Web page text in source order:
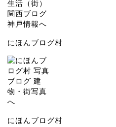
にほんブログ村
にほんブログ村